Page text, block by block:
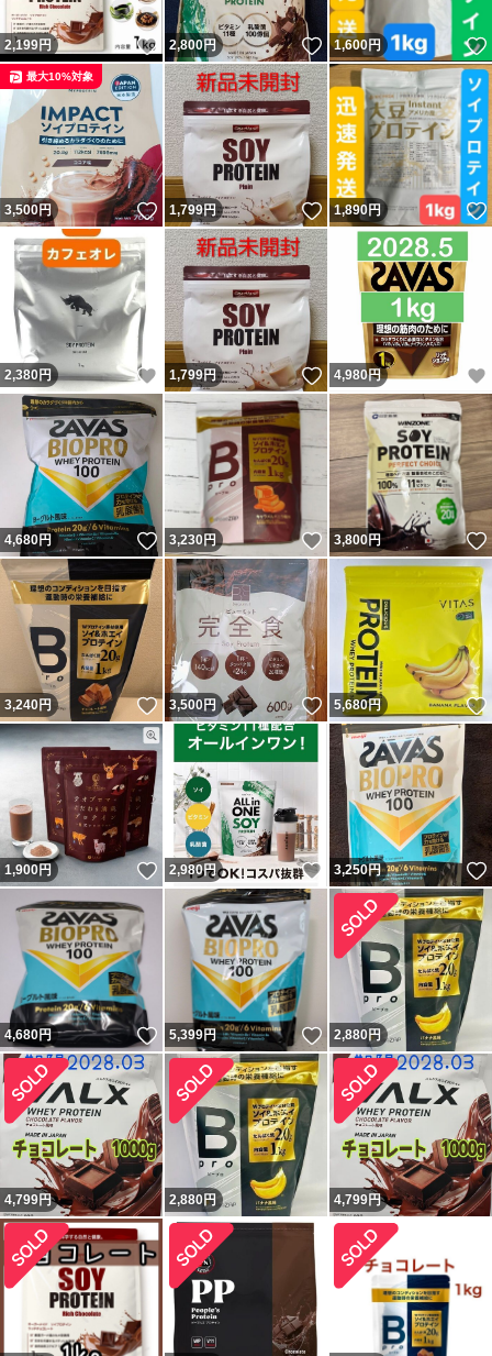
2,199円 いいね！
2,800円 いいね！
1,600円
3,500円 いいね！
最大10%対象
1,799円 いいね！
1,890円
2,380円 いいね！
1,799円 いいね！
4,980円
4,680円 いいね！
3,230円 いいね！
3,800円
3,240円 いいね！
3,500円 いいね！
5,680円
1,900円 いいね！
2,980円 いいね！
3,250円
4,680円 いいね！
5,399円 いいね！
2,880円
4,799円 2,880円 4,799円